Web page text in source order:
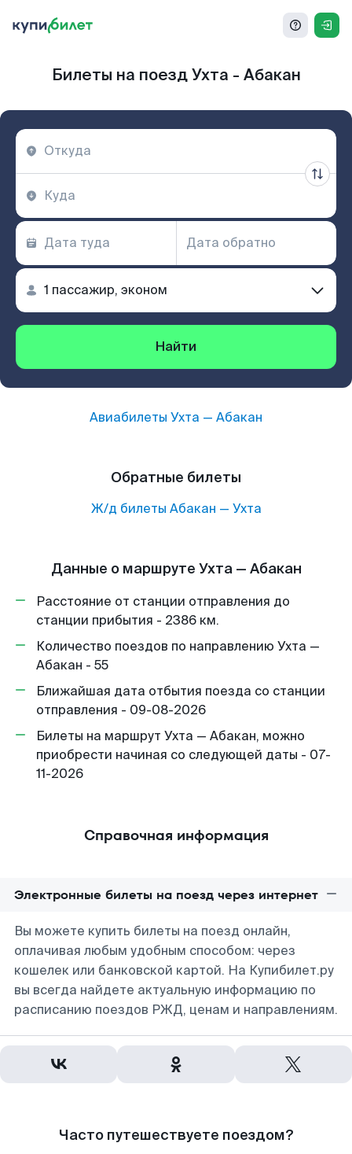
Билеты на поезд Ухта - Абакан
Найти
Авиабилеты Ухта — Абакан
Обратные билеты
Ж/д билеты Абакан — Ухта
Данные о маршруте Ухта — Абакан
Расстояние от станции отправления до
станции прибытия - 2386 км.
Количество поездов по направлению Ухта —
Абакан - 55
Ближайшая дата отбытия поезда со станции
отправления - 09-08-2026
Билеты на маршрут Ухта — Абакан, можно
приобрести начиная со следующей даты - 07-
11-2026
Справочная информация
Электронные билеты на поезд через интернет
Вы можете купить билеты на поезд онлайн,
оплачивая любым удобным способом: через
кошелек или банковской картой. На Купибилет.ру
вы всегда найдете актуальную информацию по
расписанию поездов РЖД, ценам и направлениям.
Часто путешествуете поездом?